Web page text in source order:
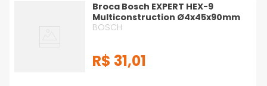
Broca Bosch EXPERT HEX-9
Multiconstruction Ø4x45x90mm
BOSCH
R$ 31,01